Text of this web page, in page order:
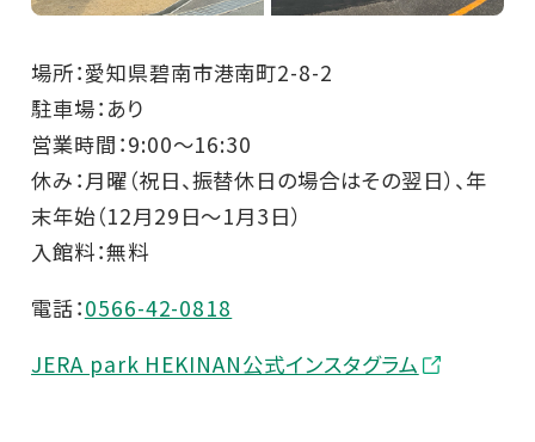
場所：愛知県碧南市港南町2-8-2
駐車場：あり
営業時間：9:00～16:30
休み：月曜（祝日、振替休日の場合はその翌日）、年
末年始（12月29日～1月3日）
入館料：無料
電話：0566-42-0818
JERA park HEKINAN公式インスタグラム